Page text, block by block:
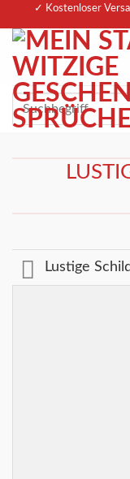
springen
✓ Kostenloser
Suchen
nach:
Lustige